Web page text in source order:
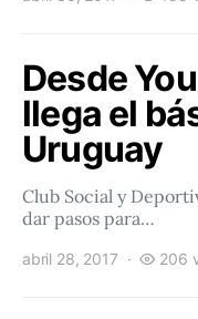
Desde
llega el
Uruguay
Club Social y
dar pasos para…
abril 28, 2017 206